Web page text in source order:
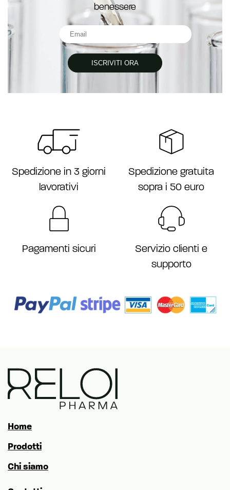
benessere
ISCRIVITI ORA
Spedizione in 3 giorni
lavorativi
Spedizione gratuita
sopra i 50 euro
Pagamenti sicuri
Servizio clienti e
supporto
Home
Prodotti
Chi siamo